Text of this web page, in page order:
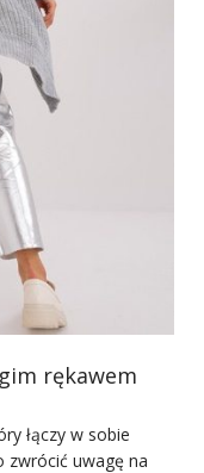
swetrów
na rynku i
z
camelowy
komfort
rękawem
łączy w sobie
uwagę na